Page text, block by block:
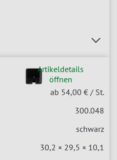
Artikeldetails
öffnen
ab 54,00 € / St.
300.048
schwarz
30,2 × 29,5 × 10,1